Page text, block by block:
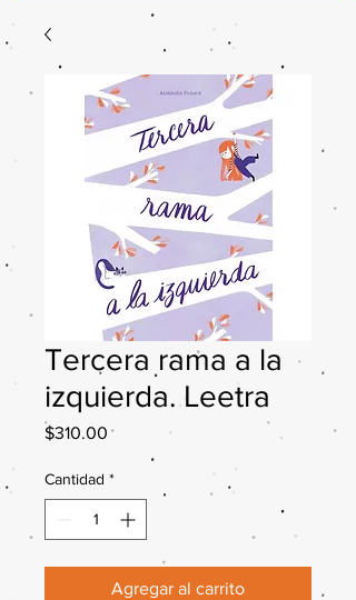
Tercera rama a la
izquierda. Leetra
$310.00 Precio
Cantidad *
Agregar al carrito